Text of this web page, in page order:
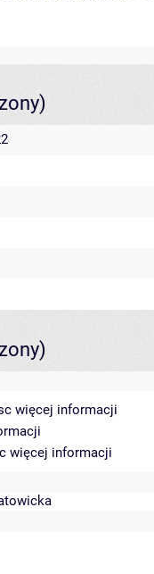
więcej informacji
więcej informacji